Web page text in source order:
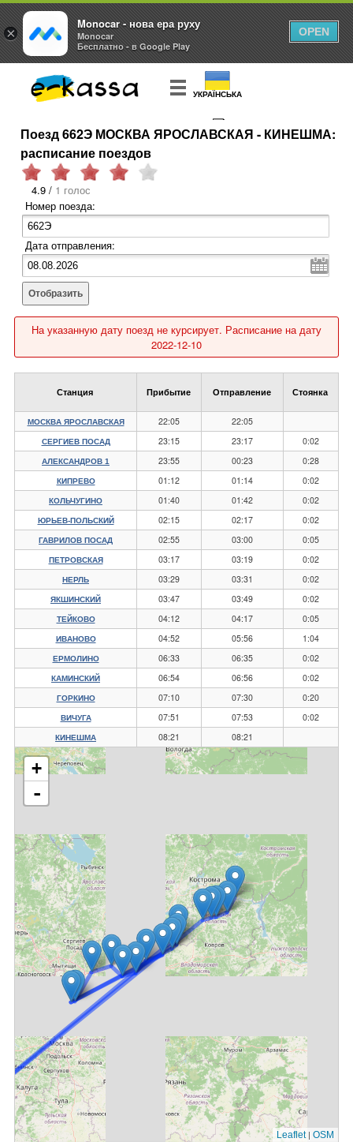
УКРАЇНСЬКА
КУПИТЬ БИЛЕТ
Поезд 662Э МОСКВА ЯРОСЛАВСКАЯ - КИНЕШМА:
расписание поездов
4.9 / 1 голос
Номер поезда:
Дата отправления:
Отобразить
На указанную дату поезд не курсирует. Расписание на дату
2022-12-10
Станция Прибытие Отправление Стоянка
МОСКВА ЯРОСЛАВСКАЯ 22:05 22:05
СЕРГИЕВ ПОСАД 23:15 23:17 0:02
АЛЕКСАНДРОВ 1 23:55 00:23 0:28
КИПРЕВО 01:12 01:14 0:02
КОЛЬЧУГИНО 01:40 01:42 0:02
ЮРЬЕВ-ПОЛЬСКИЙ 02:15 02:17 0:02
ГАВРИЛОВ ПОСАД 02:55 03:00 0:05
ПЕТРОВСКАЯ 03:17 03:19 0:02
НЕРЛЬ 03:29 03:31 0:02
ЯКШИНСКИЙ 03:47 03:49 0:02
ТЕЙКОВО 04:12 04:17 0:05
ИВАНОВО 04:52 05:56 1:04
ЕРМОЛИНО 06:33 06:35 0:02
КАМИНСКИЙ 06:54 06:56 0:02
ГОРКИНО 07:10 07:30 0:20
ВИЧУГА 07:51 07:53 0:02
КИНЕШМА 08:21 08:21
+
-
Leaflet| OSM
×
Monocar - нова ера руху
Monocar
Бесплатно - в Google Play
OPEN